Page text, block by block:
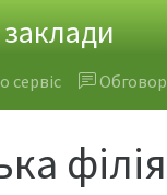
сервіс
філія